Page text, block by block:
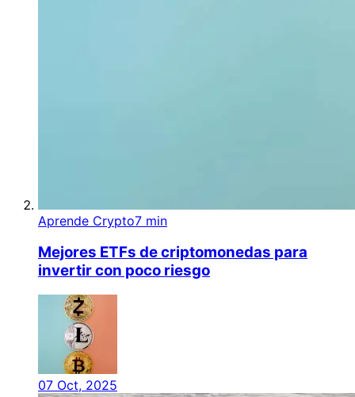
Aprende Crypto7 min
Mejores ETFs de criptomonedas para
invertir con poco riesgo
07 Oct, 2025